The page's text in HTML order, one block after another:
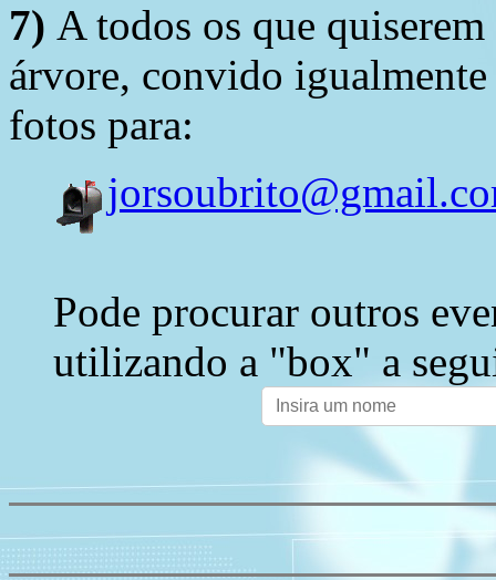
7) A todos os que
árvore, convido
fotos para:
Pode procurar outros
utilizando a "box" a